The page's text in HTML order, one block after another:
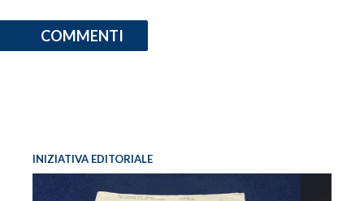
COMMENTI
INIZIATIVA EDITORIALE